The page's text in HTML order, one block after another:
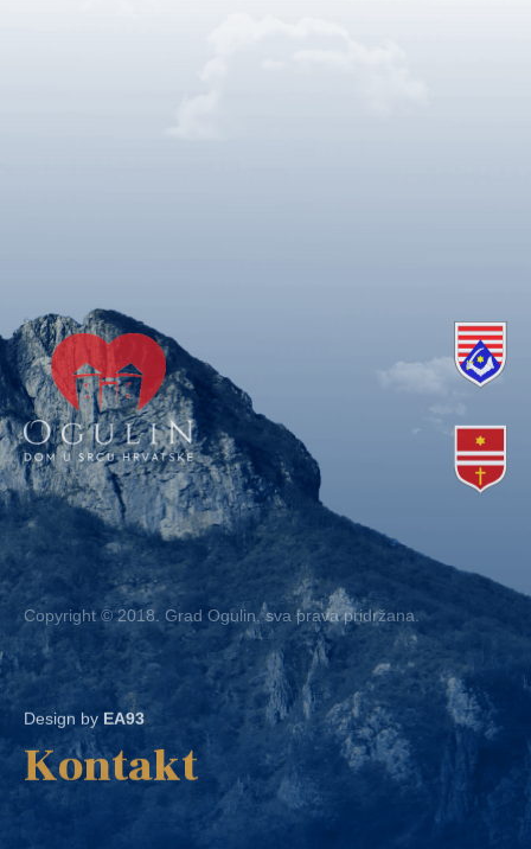
Copyright © 2018. Grad Ogulin, sva prava pridržana.
Design byEA93
Kontakt
Ured: Ulica B.Frankopana 11, 47300 Ogulin